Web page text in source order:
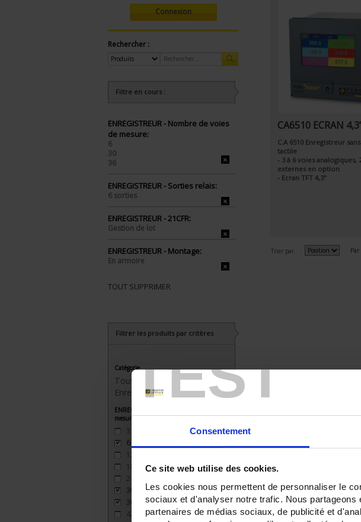
TEST
Consentement
Ce site web utilise des cookies.
Les cookies nous permettent de personnaliser le
sociaux et d'analyser notre trafic. Nous
partenaires de médias sociaux, de publicité et
Connexion
Rechercher :
Filtre en cours :
ENREGISTREUR - Nombre de voies
de mesure:
6
30
36
ENREGISTREUR - Sorties relais:
6 sorties
ENREGISTREUR - 21CFR:
Gestion de lot
ENREGISTREUR - Montage:
En armoire
TOUT SUPPRIMER
Filtrer les produits par critères
Catégorie
Tous les produits
Enregistreurs sans papier
ENREGISTREUR - Nombre de voies de
mesure
3
6
12
18
24
30
36
42
CA6510 ECRAN
C.A 6510 Enregistreur
tactile
- 3 à 6 voies analogiques,
externes en option
- Ecran TFT 4,3"
Trier par